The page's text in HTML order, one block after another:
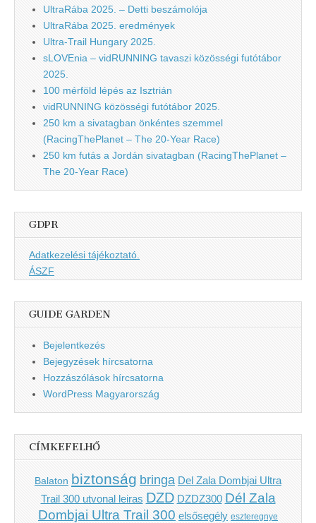
UltraRába 2025. – Detti beszámolója
UltraRába 2025. eredmények
Ultra-Trail Hungary 2025.
sLOVEnia – vidRUNNING tavaszi közösségi futótábor
2025.
100 mérföld lépés az Isztrián
vidRUNNING közösségi futótábor 2025.
250 km a sivatagban önkéntes szemmel
(RacingThePlanet – The 20-Year Race)
250 km futás a Jordán sivatagban (RacingThePlanet –
The 20-Year Race)
GDPR
Adatkezelési tájékoztató.
ÁSZF
GUIDE GARDEN
Bejelentkezés
Bejegyzések hírcsatorna
Hozzászólások hírcsatorna
WordPress Magyarország
CÍMKEFELHŐ
Balaton biztonság bringa Del Zala Dombjai Ultra
Trail 300 utvonal leiras DZD DZDZ300 Dél Zala
Dombjai Ultra Trail 300 elsősegély eszteregnye